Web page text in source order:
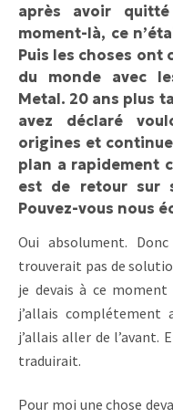
après avoir
moment-là, ce
Puis les choses ont
du monde avec
Metal. 20 ans plus
avez déclaré
origines et
plan a rapidement
est de retour sur
Pouvez-vous nous
Oui absolument.
trouverait pas de
je devais à ce
j’allais complétement
j’allais aller de l’avant.
traduirait.
Pour moi une chose